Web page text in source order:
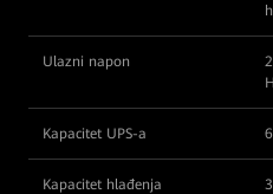
Ulazni napon
Kapacitet UPS-a
Kapacitet hlađenja